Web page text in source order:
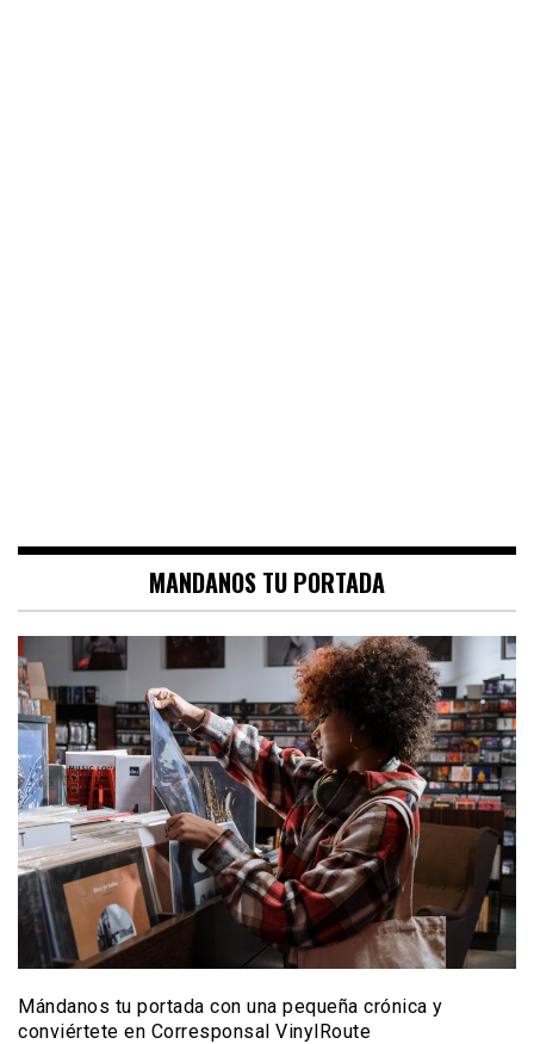
MANDANOS TU PORTADA
Mándanos tu portada con una pequeña crónica y
conviértete en Corresponsal VinylRoute